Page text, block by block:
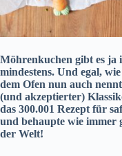
Möhrenkuchen gibt es ja
mindestens. Und egal,
dem Ofen nun auch
(und akzeptierter)
das 300.001 Rezept für
und behaupte wie immer
der Welt!